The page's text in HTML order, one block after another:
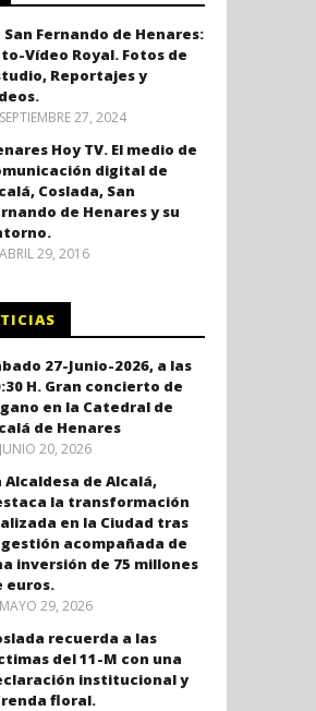
San Fernando de Henares:
Vídeo Royal. Fotos de
Reportajes y
SEPTIEMBRE 27, 2024
Hoy TV. El medio de
digital de
Coslada, San
de Henares y su
ABRIL 29, 2016
27-Junio-2026, a las
H. Gran concierto de
en la Catedral de
de Henares
JUNIO 20, 2026
Alcaldesa de Alcalá,
la transformación
en la Ciudad tras
acompañada de
inversión de 75 millones
euros.
MAYO 29, 2026
recuerda a las
del 11-M con una
institucional y
floral.